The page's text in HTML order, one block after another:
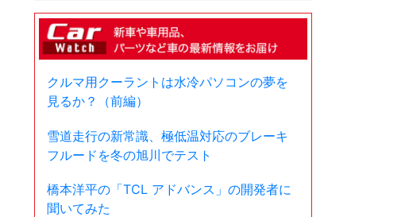
クルマ用クーラントは水冷パソコンの夢を
見るか？（前編）
雪道走行の新常識、極低温対応のブレーキ
フルードを冬の旭川でテスト
橋本洋平の「TCL アドバンス」の開発者に
聞いてみた